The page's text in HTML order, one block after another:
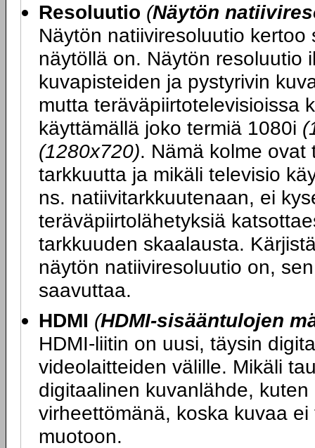
Resoluutio (Näytön
Näytön natiiviresoluutio
näytöllä on. Näytön resoluutio
kuvapisteiden ja pystyrivin
mutta teräväpiirtotelevisioissa
käyttämällä joko termiä 1080i
(1280x720). Nämä kolme ovat
tarkkuutta ja mikäli televisio
ns. natiivitarkkuutenaan, ei
teräväpiirtolähetyksiä
tarkkuuden skaalausta.
näytön natiiviresoluutio on,
saavuttaa.
HDMI (HDMI-sisääntulojen
HDMI-liitin on uusi, täysin
videolaitteiden välille. Mikäli
digitaalinen kuvanlähde,
virheettömänä, koska kuvaa
muotoon.